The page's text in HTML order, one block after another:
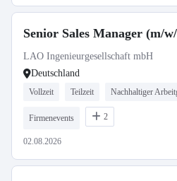
Senior Sales Manager (m/
LAO Ingenieurgesellschaft mbH
Deutschland
Vollzeit Teilzeit Nachhaltiger
Firmenevents 2
02.08.2026